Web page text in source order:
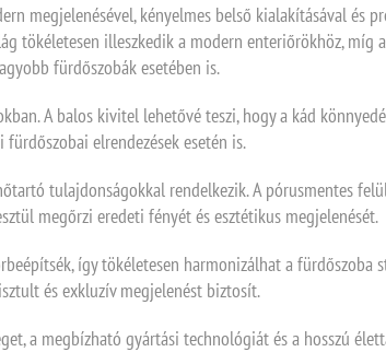
megjelenésével, kényelmes belső kialakításával és
tökéletesen illeszkedik a modern enteriőrökhöz, míg
fürdőszobák esetében is.
A balos kivitel lehetővé teszi, hogy a kád
elrendezések esetén is.
tulajdonságokkal rendelkezik. A pórusmentes
megőrzi eredeti fényét és esztétikus megjelenését.
így tökéletesen harmonizálhat a fürdőszoba
és exkluzív megjelenést biztosít.
a megbízható gyártási technológiát és a hosszú